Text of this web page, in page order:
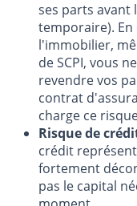
ses parts avant
temporaire).
l'immobilier,
de SCPI, vous
revendre vos
contrat
charge ce
Risque de
crédit
fortement
pas le capital